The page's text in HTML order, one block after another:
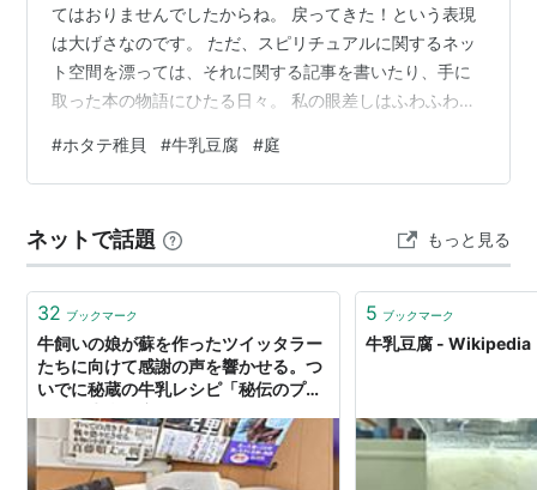
てはおりませんでしたからね。 戻ってきた！という表現
は大げさなのです。 ただ、スピリチュアルに関するネッ
ト空間を漂っては、それに関する記事を書いたり、手に
取った本の物語にひたる日々。 私の眼差しはふわふわと
っておりました。 そもそも、娘と孫が遠くに離れてから
というもの、「何した」「何食べた」「どこ行った」の
何かを食べて、極近場での買い物には参ります。 が・・
書き残す程の出来事には思えず、そこへもってきてのス
ピリチュアルやら、フィクションの物語…
#ホタテ稚貝 #牛乳豆腐 #庭
ネットで話題 もっと見る
32 ブックマーク
牛飼いの娘が蘇を作ったツイッタラー
たちに向けて感謝の声を響かせる。つ
いでに秘蔵の牛乳レシピ「秘伝のプリ
5 ブックマーク
牛乳豆腐 - Wikipedia